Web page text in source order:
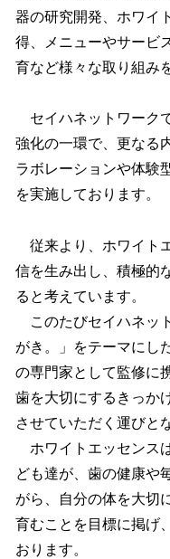
器の研究開発、ホワイ
得、メニューやサービ
育など様々な取り組み
セイハネットワーク
強化の一環で、更なる
ラボレーションや体験
を実施しております。
従来より、ホワイト
信を生み出し、積極的
ると考えています。
このたびセイハネッ
がき。」をテーマにし
の専門家として監修に
歯を大切にするきっか
させていただく運びと
ホワイトエッセンス
ども達が、歯の健康や
がら、自分の体を大切
育むことを目標に掲げ
おります。